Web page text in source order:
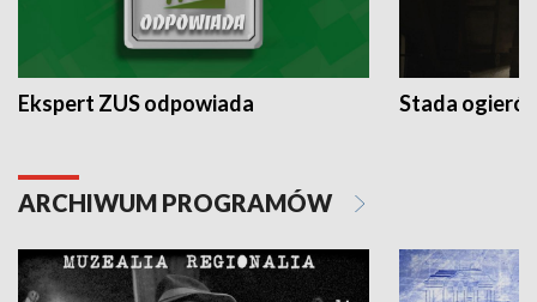
Ekspert ZUS odpowiada Stada
ARCHIWUM PROGRAMÓW